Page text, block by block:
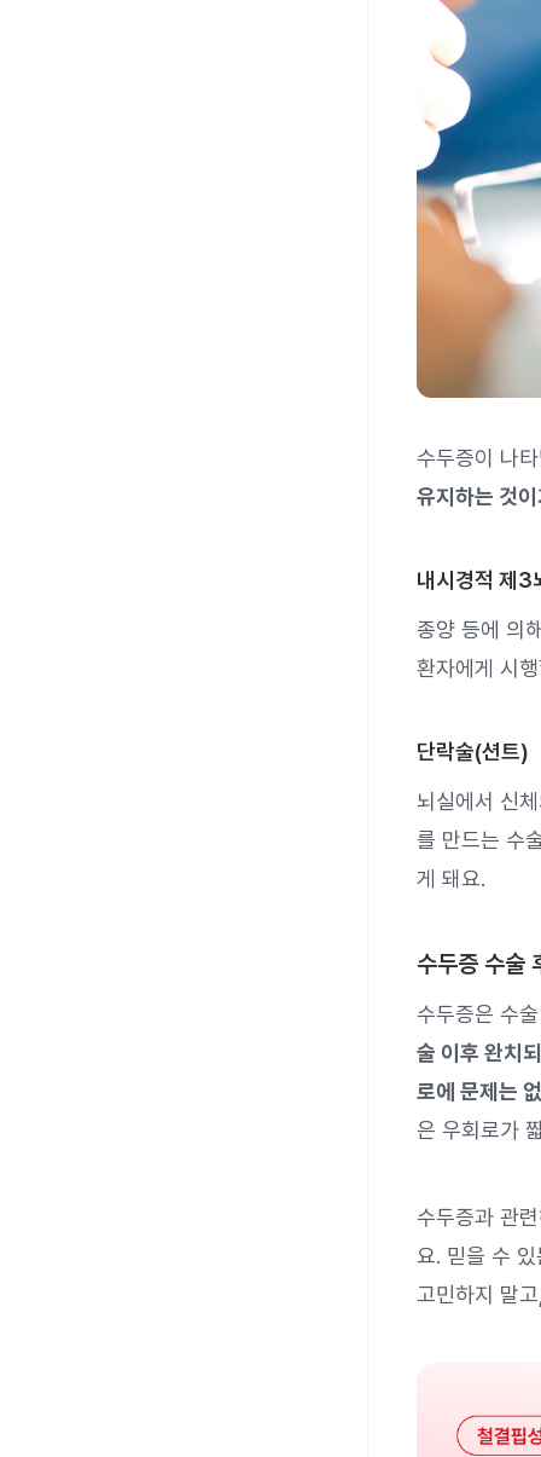
수두증이 나
유지하는 것
내시경적 제3
종양 등에 의
환자에게 시
단락술(션트)
뇌실에서 신
를 만드는 수
게 돼요.
수두증 수술
수두증은 수
술 이후 완치
로에 문제는
은 우회로가
수두증과 관
요. 믿을 수
고민하지 말